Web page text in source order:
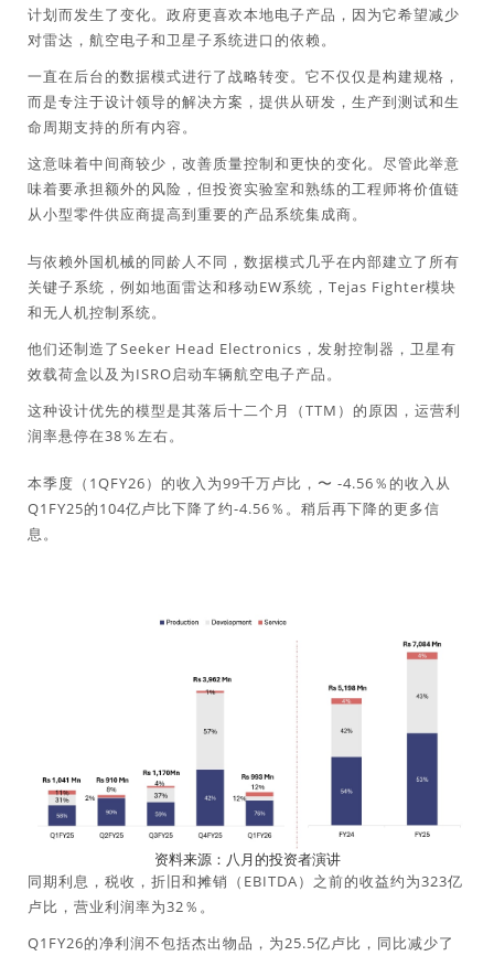
计划而发生了变化。政府更喜欢本地电子产品，因为它希望减少
对雷达，航空电子和卫星子系统进口的依赖。
一直在后台的数据模式进行了战略转变。它不仅仅是构建规格，
而是专注于设计领导的解决方案，提供从研发，生产到测试和生
命周期支持的所有内容。
这意味着中间商较少，改善质量控制和更快的变化。尽管此举意
味着要承担额外的风险，但投资实验室和熟练的工程师将价值链
从小型零件供应商提高到重要的产品系统集成商。
与依赖外国机械的同龄人不同，数据模式几乎在内部建立了所有
关键子系统，例如地面雷达和移动EW系统，Tejas Fighter模块
和无人机控制系统。
他们还制造了Seeker Head Electronics，发射控制器，卫星有
效载荷盒以及为ISRO启动车辆航空电子产品。
这种设计优先的模型是其落后十二个月（TTM）的原因，运营利
润率悬停在38％左右。
本季度（1QFY26）的收入为99千万卢比，〜 -4.56％的收入从
Q1FY25的104亿卢比下降了约-4.56％。稍后再下降的更多信
息。
资料来源：八月的投资者演讲
同期利息，税收，折旧和摊销（EBITDA）之前的收益约为323亿
卢比，营业利润率为32％。
Q1FY26的净利润不包括杰出物品，为25.5亿卢比，同比减少了